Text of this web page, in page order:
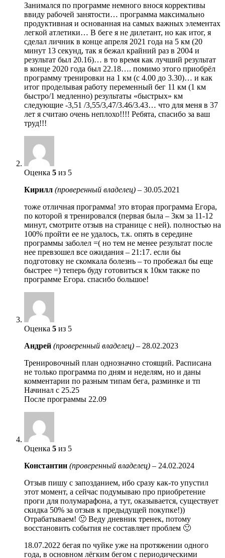
Занимался по программе немного внося коррективы
ввиду рабочей занятости… программа максимально
продуктивная и основанная на самых важных элементах
легкой атлетики… В беге я не дилетант, но как итог, я
сделал личник в конце апреля 2021 года на 5 км (20
минут 13 секунд, так я бежал крайний раз в 2004 и
результат был 20.16)… в то время как лучший результат
в конце 2020 года был 22.18…. помимо этого приобрёл
программу тренировки на 1 км (с 4.00 до 3.30)… и как
итог проделывая работу переменный бег 11 км (1 км
быстро/1 медленно) результаты «быстрых» км
следующие -3,51 /3,55/3,47/3.46/3.43… что для меня в 37
лет я считаю очень неплохо!!!! Ребята, спасибо за ваш
труд!!!
Оценка 5 из 5
Кирилл (проверенный владелец) – 30.05.2021
тоже отличная программа! это вторая программа Егора,
по которой я тренировался (первая была – 3км за 11-12
минут, смотрите отзыв на странице с ней). полностью на
100% пройти ее не удалось, т.к. опять в середине
программы заболел =( но тем не менее результат после
нее превзошел все ожидания – 21:17. если бы
подготовку не скомкала болезнь – то пробежал бы еще
быстрее =) теперь буду готовиться к 10км также по
программе Егора. спасибо большое!
Оценка 5 из 5
Андрей (проверенный владелец) – 28.02.2023
Тренировочный план однозначно стоящий. Расписана
не только программа по дням и неделям, но и даны
комментарии по разным типам бега, разминке и тп
Начинал с 25.25
После программы 22.09
Оценка 5 из 5
Константин (проверенный владелец) – 24.02.2024
Отзыв пишу с запозданием, ибо сразу как-то упустил
этот момент, а сейчас подумываю про приобретение
проги для полумарафона, а тут, оказывается, существует
скидка 50% за отзыв к предыдущей покупке!))
Отрабатываем! 🙂 Веду дневник тренек, потому
восстановить события не составляет проблем 🙂
18.07.2022 бегая по чуйке уже на протяжении одного
года, в основном лёгким бегом с периодическими